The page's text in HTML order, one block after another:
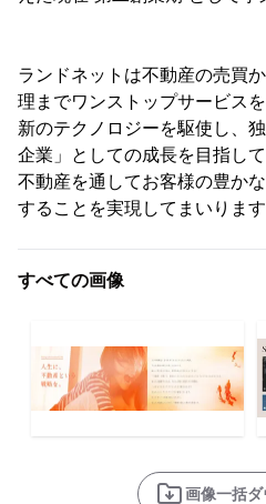
ランドネットは不動産の売買
理までワンストップサービス
新のテクノロジーを駆使し、
企業」としての成長を目指して
不動産を通してお客様の豊か
することを実現してまいります
すべての画像
画像一括